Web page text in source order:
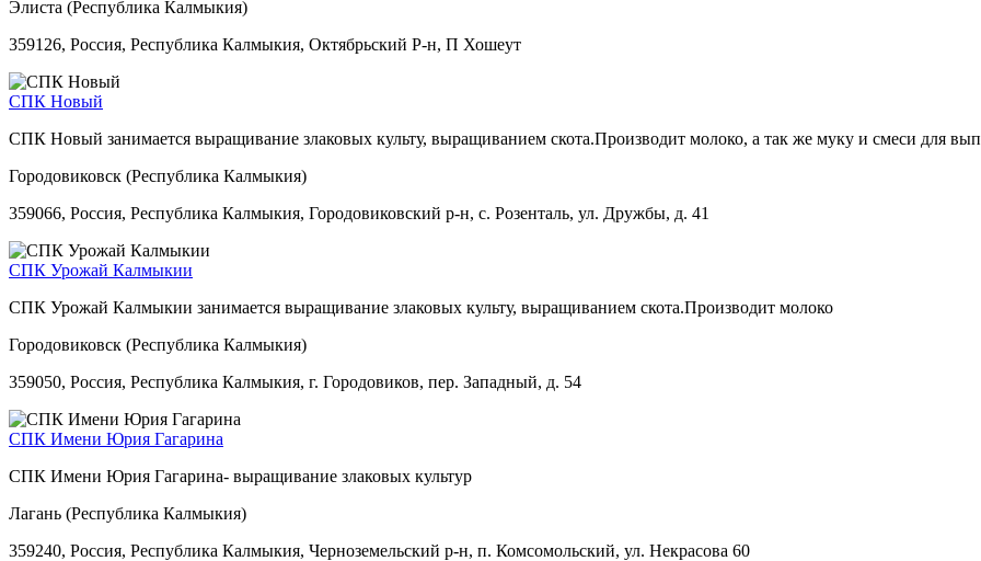
Элиста (Республика Калмыкия)
359126, Россия, Республика Калмыкия, Октябрьский Р-н, П Хошеут
СПК Новый
СПК Новый занимается выращивание злаковых культу, выращиванием скота.Производит молоко, а так же муку и смеси для
Городовиковск (Республика Калмыкия)
359066, Россия, Республика Калмыкия, Городовиковский р-н, с. Розенталь, ул. Дружбы, д. 41
СПК Урожай Калмыкии
СПК Урожай Калмыкии занимается выращивание злаковых культу, выращиванием скота.Производит молоко
Городовиковск (Республика Калмыкия)
359050, Россия, Республика Калмыкия, г. Городовиков, пер. Западный, д. 54
СПК Имени Юрия Гагарина
СПК Имени Юрия Гагарина- выращивание злаковых культур
Лагань (Республика Калмыкия)
359240, Россия, Республика Калмыкия, Черноземельский р-н, п. Комсомольский, ул. Некрасова 60